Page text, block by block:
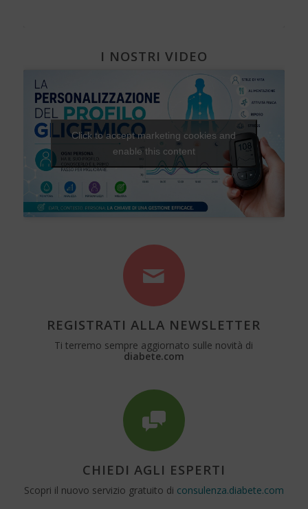
I NOSTRI VIDEO
Click to accept marketing cookies and
enable this content
REGISTRATI ALLA NEWSLETTER
Ti terremo sempre aggiornato sulle novità di
diabete.com
CHIEDI AGLI ESPERTI
Scopri il nuovo servizio gratuito di consulenza.diabete.com